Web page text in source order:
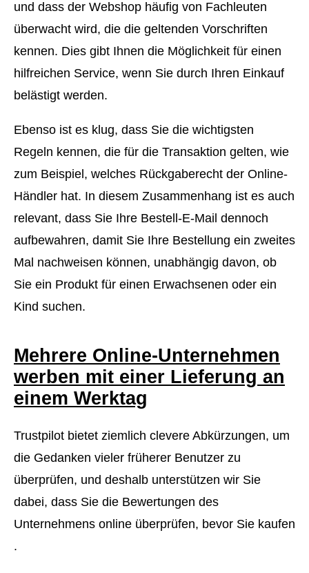
und dass der Webshop häufig von Fachleuten
überwacht wird, die die geltenden Vorschriften
kennen. Dies gibt Ihnen die Möglichkeit für einen
hilfreichen Service, wenn Sie durch Ihren Einkauf
belästigt werden.
Ebenso ist es klug, dass Sie die wichtigsten
Regeln kennen, die für die Transaktion gelten, wie
zum Beispiel, welches Rückgaberecht der Online-
Händler hat. In diesem Zusammenhang ist es auch
relevant, dass Sie Ihre Bestell-E-Mail dennoch
aufbewahren, damit Sie Ihre Bestellung ein zweites
Mal nachweisen können, unabhängig davon, ob
Sie ein Produkt für einen Erwachsenen oder ein
Kind suchen.
Mehrere Online-Unternehmen
werben mit einer Lieferung an
einem Werktag
Trustpilot bietet ziemlich clevere Abkürzungen, um
die Gedanken vieler früherer Benutzer zu
überprüfen, und deshalb unterstützen wir Sie
dabei, dass Sie die Bewertungen des
Unternehmens online überprüfen, bevor Sie kaufen
.